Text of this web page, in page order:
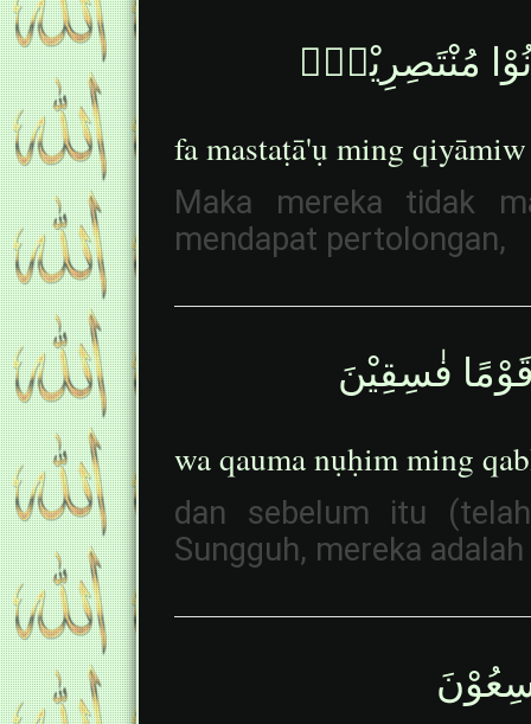
مُنْتَصِرِيْنَۙ
fa mastaṭā'ụ ming
Maka mereka tidak
mendapat pertolongan,
فٰسِقِيْنَ
wa qauma nụḥim ming
dan sebelum itu
Sungguh, mereka